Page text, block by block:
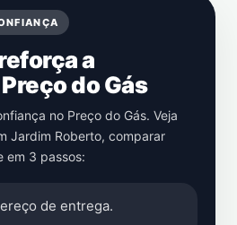
a
do Gás
no Preço do Gás. Veja
Jardim Roberto, comparar
em 3 passos:
de entrega.